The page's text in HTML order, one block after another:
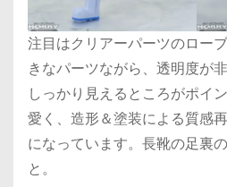
注目はクリアーパーツのロー
きなパーツながら、透明度が
しっかり見えるところがポイ
愛く、造形＆塗装による質感
になっています。長靴の足裏
と。